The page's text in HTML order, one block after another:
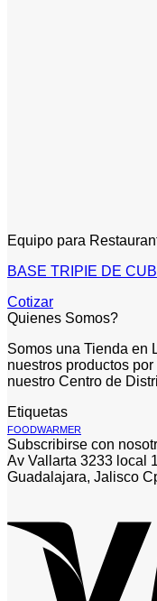
Equipo para
BASE TRIPIE DE
Cotizar
Quienes Somos?
Somos una Tienda en
nuestros productos
nuestro Centro de
Etiquetas
FOODWARMER
Subscribirse con
Av Vallarta 3233 local
Guadalajara, Jalisco